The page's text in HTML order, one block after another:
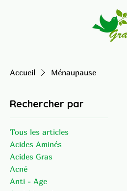
Accueil Ménaupause
Rechercher par
Tous les articles
Acides Aminés
Acides Gras
Acné
Anti - Age